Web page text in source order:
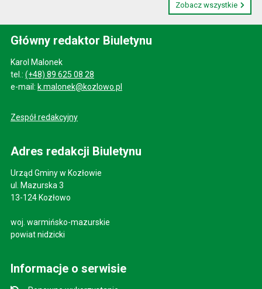
Zobacz wszystkie
Główny redaktor Biuletynu
Karol Malonek
tel.: (+48) 89 625 08 28
e-mail: k.malonek@kozlowo.pl
Zespół redakcyjny
Adres redakcji Biuletynu
Urząd Gminy w Kozłowie
ul. Mazurska 3
13-124 Kozłowo
woj. warmińsko-mazurskie
powiat nidzicki
Informacje o serwisie